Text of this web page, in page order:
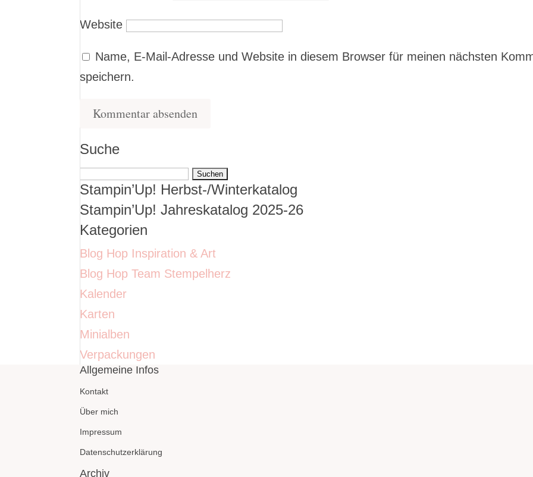
Website
Name, E-Mail-Adresse und Website in diesem Browser für meinen nächsten
speichern.
Suche
Suchen
nach:
Stampin’Up! Herbst-/Winterkatalog
Stampin’Up! Jahreskatalog 2025-26
Kategorien
Blog Hop Inspiration & Art
Blog Hop Team Stempelherz
Kalender
Karten
Minialben
Verpackungen
Allgemeine Infos
Kontakt
Über mich
Impressum
Datenschutzerklärung
Archiv